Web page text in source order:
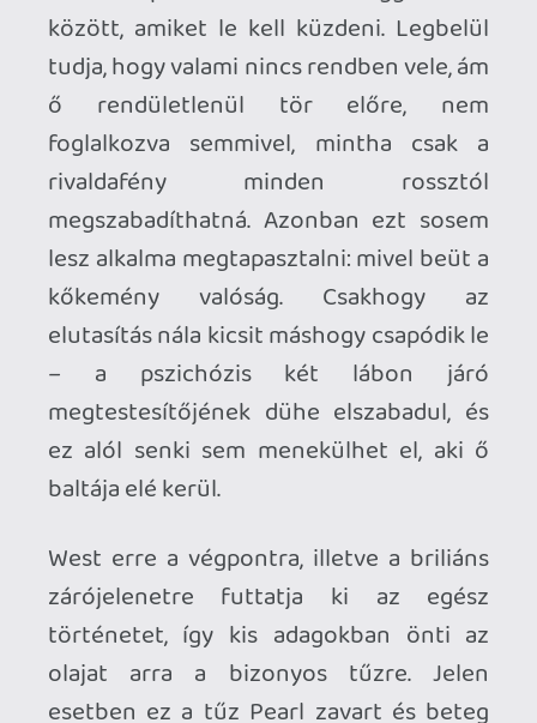
Nem csak kifigurázza, hanem egyenesen
szegecses bakanccsal tapossa az
álomgyár régmúlt korszakát, annak
összes fontosabb sztárjával együtt. Pearl
megerőszakolja azOz, a nagy varázsló
Madárijesztőjét (egy ponton a fiatal lány
egy szalmabábúval kefél a kukoricás
közepén, cilinderrel a fején – méghogy a
horror nem művészet…), agyhalott
húsdarabbá égeti Ginger Rogerst, egy
vasvillával nyakon szúrja Clarke Gable-t,
és természetesen Judy Garland sem
ússza meg, ő feldarabolva végzi egy
aligátor gyomrában. Az, hogy konkrétan
miért, az éveken át tartó meg nem értés,
szeretethiány, vagy a Hollywoodot és a
sztárrá válást ígérő suttogó szavak, vagy
hanem egy tradicionális amerikai
szépséget, az mindegy. Pearl dühének és
pszichéjének lángjai olyan magasra
csapnak fel, hogy a tűz mindenkit
felperzsel, aki a közelében van.